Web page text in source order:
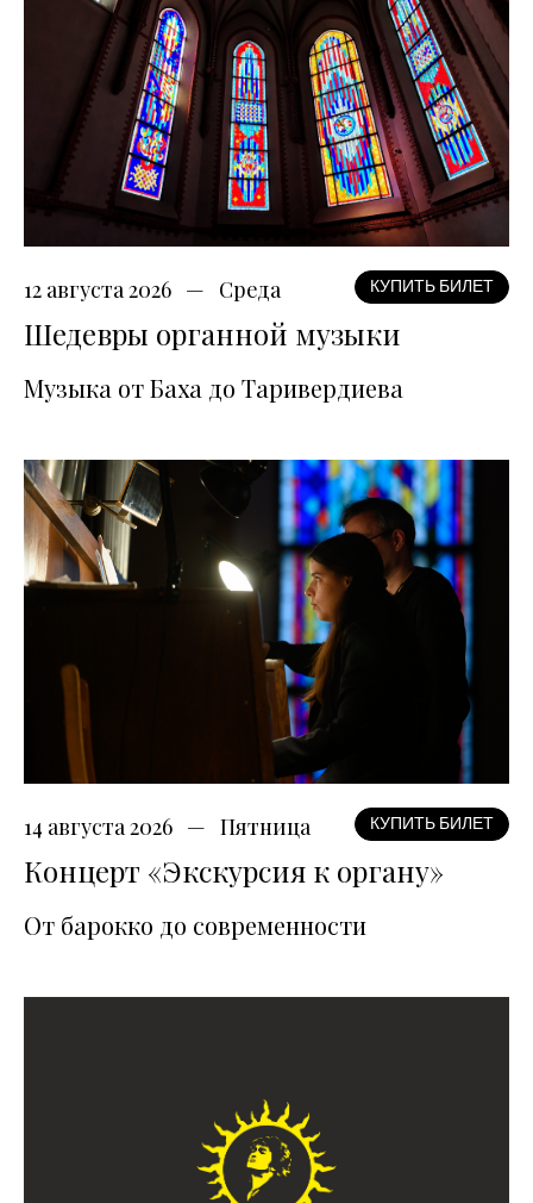
12 августа 2026 Среда КУПИТЬ БИЛЕТ
Шедевры органной музыки
Музыка от Баха до Таривердиева
14 августа 2026 Пятница КУПИТЬ БИЛЕТ
Концерт «Экскурсия к органу»
От барокко до современности